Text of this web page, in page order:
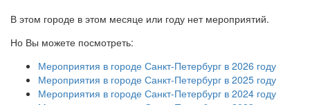
В этом городе в этом месяце или году нет мероприятий.
Но Вы можете посмотреть:
Мероприятия в городе Санкт-Петербург в 2026 году
Мероприятия в городе Санкт-Петербург в 2025 году
Мероприятия в городе Санкт-Петербург в 2024 году